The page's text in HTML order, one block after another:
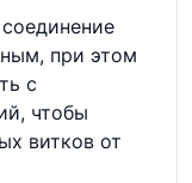
при этом
с
чтобы
витков от